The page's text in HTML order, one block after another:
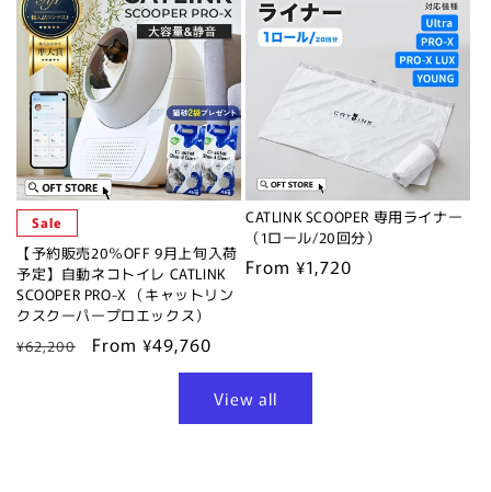
Sale
【予約販売20％OFF 9月上旬入荷
予定】自動ネコトイレ CATLINK
SCOOPER PRO-X （キャットリン
クスクーパープロエックス）
Regular
¥62,200
Sale
From ¥49,760
CATLINK SCOOPER 専用ライナー
（1ロール/20回分）
Regular
From ¥1,720
View all